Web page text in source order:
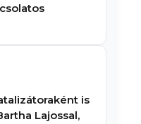
is
Lajossal,